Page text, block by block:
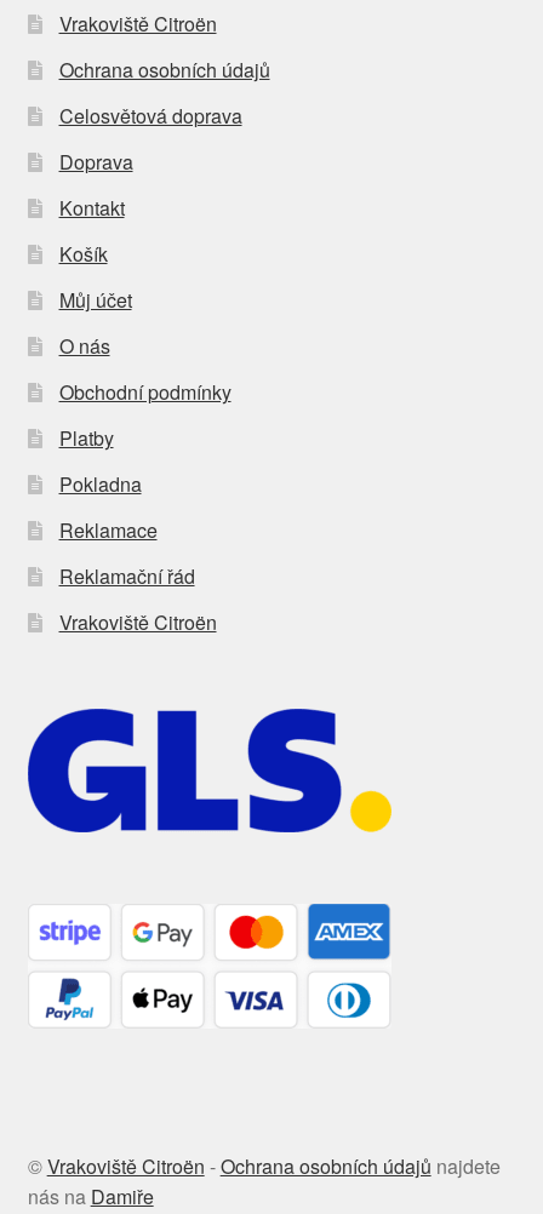
Vrakoviště Citroën
Ochrana osobních údajů
Celosvětová doprava
Doprava
Kontakt
Košík
Můj účet
O nás
Obchodní podmínky
Platby
Pokladna
Reklamace
Reklamační řád
Vrakoviště Citroën
©Vrakoviště Citroën -Ochrana osobních údajů najdete
nás na Damiře